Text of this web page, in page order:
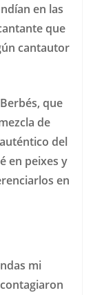
en las
que
cantautor
que
de
del
en peixes y
en
mi